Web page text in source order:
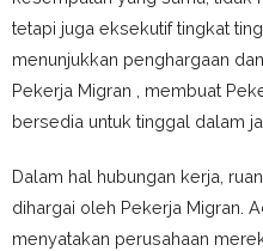
tetapi juga eksekutif tingkat
menunjukkan penghargaan
Pekerja Migran , membuat
bersedia untuk tinggal dalam
Dalam hal hubungan kerja,
dihargai oleh Pekerja Migran.
menyatakan perusahaan